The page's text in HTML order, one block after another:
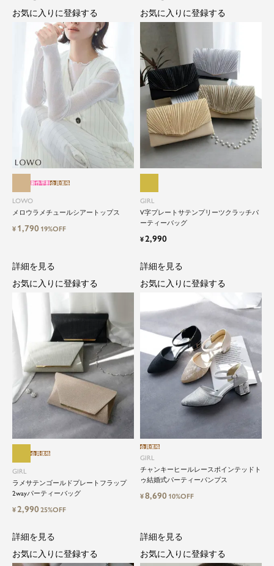
特別な日だけではもったいない...もっ
と気軽に自由にドレスを楽しみたい
ドレスは女性にとって永遠のファッションアイテ
の一つ。
ドレスが持つ女性を美しく見せる力は、ファッシ
ョンアイテムの中でも特別なものです。
close
LOWO
メロウラメチュールシアートップス
新作早割会員価格
¥ 1,790 19%OFF
お気に入りに登録する
GIRL
V字プレートサテンプリーツクラッチパ
ーティーバッグ
¥2,990
お気に入りに登録する
GIRL
ラメサテンゴールドプレートフラップ
2wayパーティーバッグ
会員価格
¥2,99025%OFF
詳細を見る
お気に入りに登録する
GIRL
チャンキーヒールレースポインテッドト
ゥ結婚式パーティーパンプス
会員価格
¥8,690 10%OFF
詳細を見る
お気に入りに登録する
詳細を見る
お気に入りに登録する
詳細を見る
お気に入りに登録する